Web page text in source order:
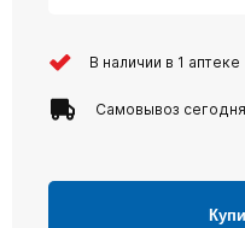
В наличии в 1 аптеке
Самовывоз сегодня